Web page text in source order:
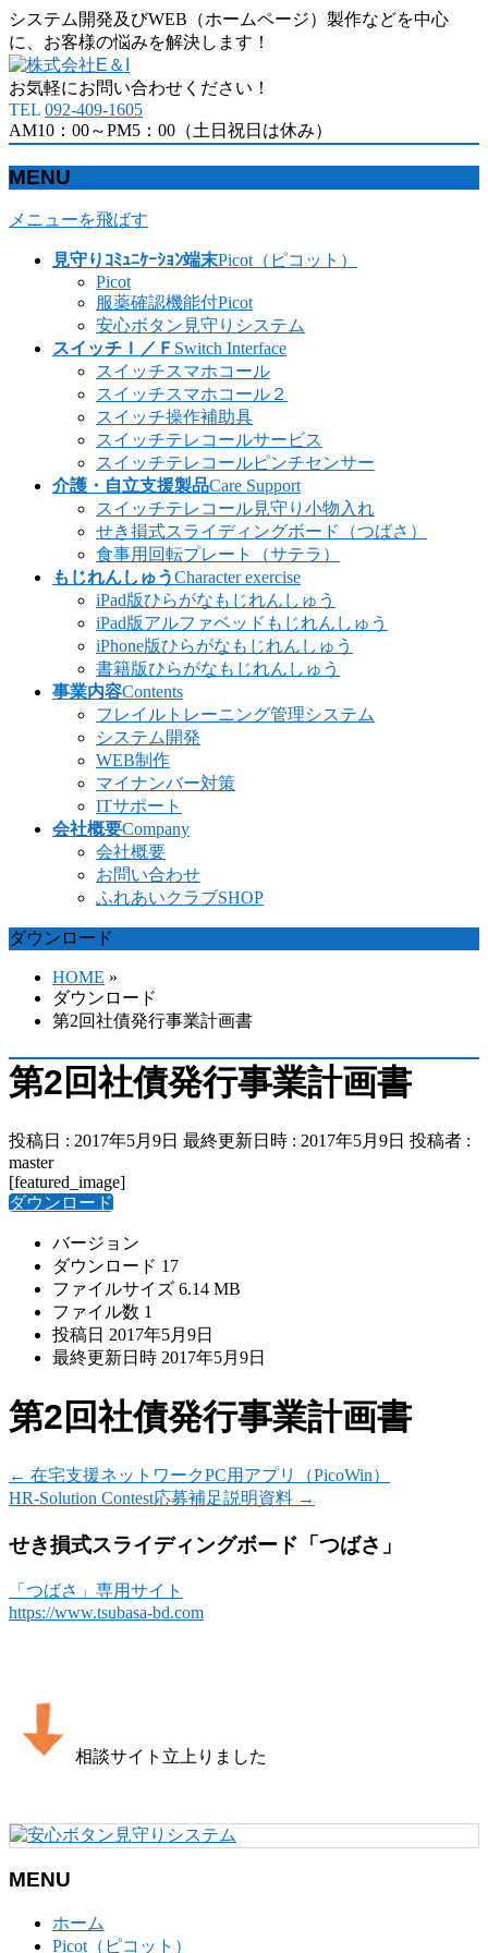
システム開発及びWEB（ホームページ）製作などを中心
に、お客様の悩みを解決します！
お気軽にお問い合わせください！
TEL 092-409-1605
AM10：00～PM5：00（土日祝日は休み）
MENU
メニューを飛ばす
見守りｺﾐｭﾆｹｰｼｮﾝ端末Picot（ピコット）
Picot
服薬確認機能付Picot
安心ボタン見守りシステム
スイッチＩ／Ｆ Switch Interface
スイッチスマホコール
スイッチスマホコール２
スイッチ操作補助具
スイッチテレコールサービス
スイッチテレコールピンチセンサー
介護・自立支援製品Care Support
スイッチテレコール見守り小物入れ
せき損式スライディングボード（つばさ）
食事用回転プレート（サテラ）
もじれんしゅうCharacter exercise
iPad版ひらがなもじれんしゅう
iPad版アルファベッドもじれんしゅう
iPhone版ひらがなもじれんしゅう
書籍版ひらがなもじれんしゅう
事業内容Contents
フレイルトレーニング管理システム
システム開発
WEB制作
マイナンバー対策
ITサポート
会社概要Company
会社概要
お問い合わせ
ふれあいクラブSHOP
ダウンロード
HOME »
ダウンロード
第2回社債発行事業計画書
第2回社債発行事業計画書
投稿日 : 2017年5月9日 最終更新日時 : 2017年5月9日 投稿者 :
master
[featured_image]
ダウンロード
バージョン
ダウンロード 17
ファイルサイズ 6.14 MB
ファイル数 1
投稿日 2017年5月9日
最終更新日時 2017年5月9日
第2回社債発行事業計画書
← 在宅支援ネットワークPC用アプリ（PicoWin）
HR-Solution Contest応募補足説明資料 →
せき損式スライディングボード「つばさ」
「つばさ」専用サイト
https://www.tsubasa-bd.com
相談サイト立上りました
MENU
ホーム
Picot（ピコット）